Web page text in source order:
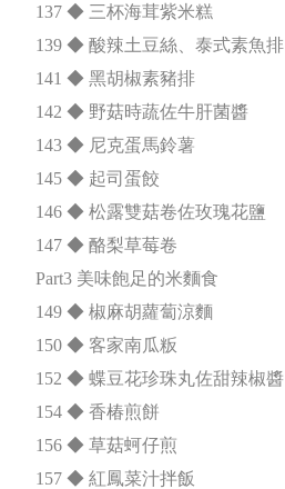
137 ◆ 三杯海茸紫米糕
139 ◆ 酸辣土豆絲、泰式素魚排
141 ◆ 黑胡椒素豬排
142 ◆ 野菇時蔬佐牛肝菌醬
143 ◆ 尼克蛋馬鈴薯
145 ◆ 起司蛋餃
146 ◆ 松露雙菇卷佐玫瑰花鹽
147 ◆ 酪梨草莓卷
Part3 美味飽足的米麵食
149 ◆ 椒麻胡蘿蔔涼麵
150 ◆ 客家南瓜粄
152 ◆ 蝶豆花珍珠丸佐甜辣椒醬
154 ◆ 香椿煎餅
156 ◆ 草菇蚵仔煎
157 ◆ 紅鳳菜汁拌飯